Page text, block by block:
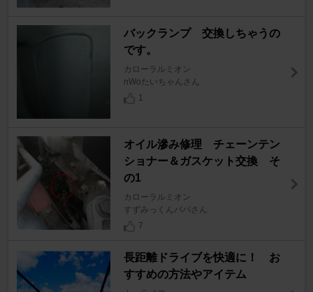
バックランプ 交換しちゃうの
です。
カローラルミオン
nWoたいちゃんさん
1
オイル滲み修理 チェーンテン
ショナー＆ガスケット交換 そ
の1
カローラルミオン
すずみっくんパパさん
7
長距離ドライブを快適に！ お
すすめの方法やアイテム